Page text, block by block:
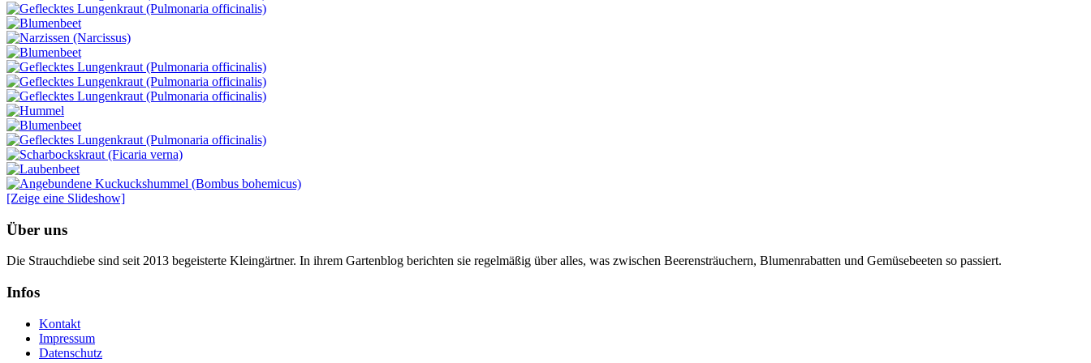
[Zeige eine Slideshow]
Über uns
Die Strauchdiebe sind seit 2013 begeisterte Kleingärtner. In ihrem Gartenblog berichten sie regelmäßig über alles, was zwischen Beerensträuchern, Blumenrabatten und Gemüsebeeten so passiert.
Infos
Kontakt
Impressum
Datenschutz